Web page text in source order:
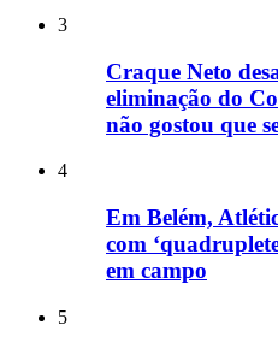
3
Craque Neto
eliminação do
não gostou que
4
Em Belém,
com
em campo
5